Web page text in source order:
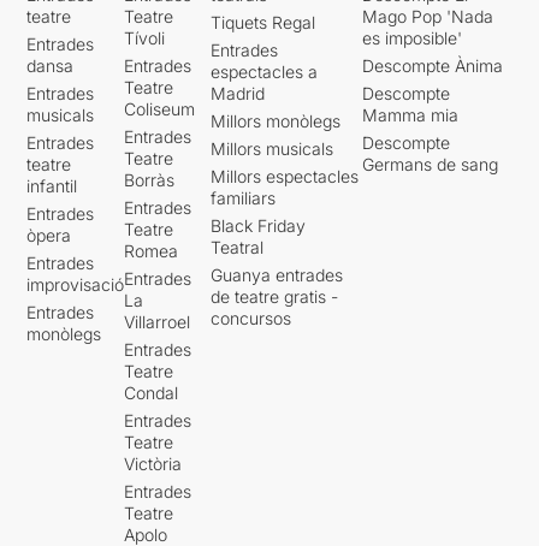
teatre
Entrades
dansa
Entrades
musicals
Entrades
teatre
infantil
Entrades
òpera
Entrades
improvisació
Entrades
monòlegs
Teatre
Tívoli
Entrades
Teatre
Coliseum
Entrades
Teatre
Borràs
Entrades
Teatre
Romea
Entrades
La
Villarroel
Entrades
Teatre
Condal
Entrades
Teatre
Victòria
Entrades
Teatre
Apolo
Tiquets Regal
Entrades
espectacles a
Madrid
Millors monòlegs
Millors musicals
Millors espectacles
familiars
Black Friday
Teatral
Guanya entrades
de teatre gratis -
concursos
Mago Pop 'Nada
es imposible'
Descompte Ànima
Descompte
Mamma mia
Descompte
Germans de sang